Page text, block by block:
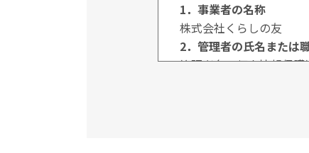
1．事業者の名称
株式会社くらしの友
2．管理者の氏名または
管理者名：個人情報保